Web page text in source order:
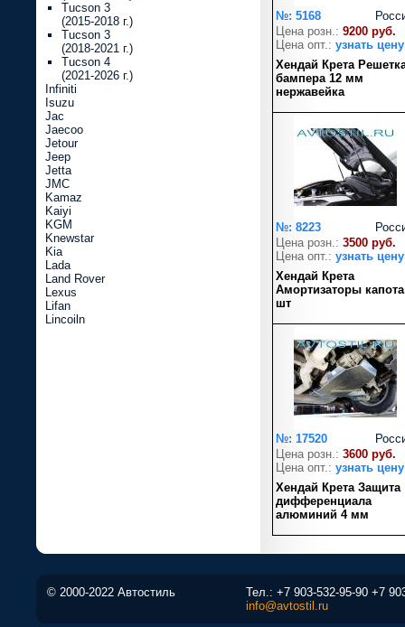
№: 5168
Цена розн.: 9200 руб.
Цена опт.: узнать цену
Хендай Крета
бампера 12 мм
нержавейка
№: 8223
Цена розн.: 3500 руб.
Цена опт.: узнать цену
Хендай Крета
Амортизаторы
шт
№: 17520
Цена розн.: 3600 руб.
Цена опт.: узнать цену
Хендай Крета Защита
дифференциала
алюминий 4 мм
Tucson 3
(2015-2018 г.)
Tucson 3
(2018-2021 г.)
Tucson 4
(2021-2026 г.)
Infiniti
Isuzu
Jac
Jaecoo
Jetour
Jeep
Jetta
JMC
Kamaz
Kaiyi
KGM
Knewstar
Kia
Lada
Land Rover
Lexus
Lifan
Lincoiln
© 2000-2022 Автостиль Тел.: +7 903-532-95-90 +7
info@avtostil.ru